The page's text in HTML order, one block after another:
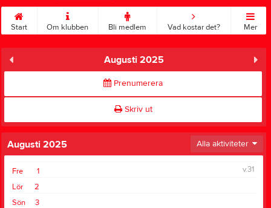
Start Om klubben Bli medlem Vad kostar det? Mer
Augusti 2025
Prenumerera
Skriv ut
Augusti 2025 Alla aktiviteter
1
Fre
v.31
2
Lör
3
Sön